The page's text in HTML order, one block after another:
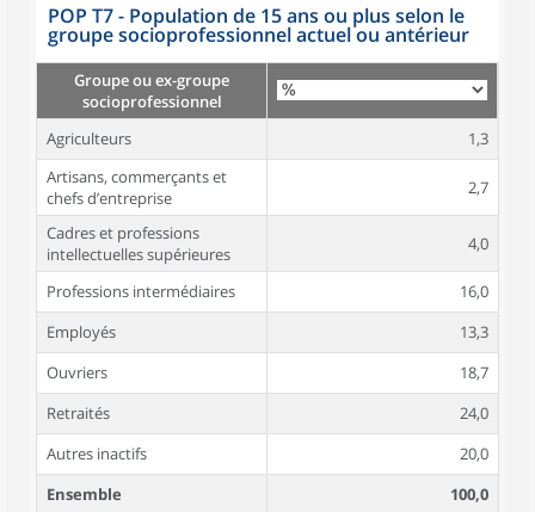
POP T7 - Population de 15 ans ou plus selon le
groupe socioprofessionnel actuel ou antérieur
Groupe ou ex-groupe
socioprofessionnel
Agriculteurs
1,3
Artisans, commerçants et
chefs d’entreprise
2,7
Cadres et professions
intellectuelles supérieures
4,0
Professions intermédiaires
16,0
Employés
13,3
Ouvriers
18,7
Retraités
24,0
Autres inactifs
20,0
Ensemble
100,0